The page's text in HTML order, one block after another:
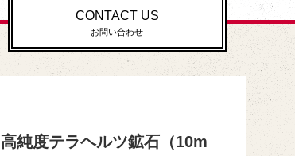
CONTACT US
お問い合わせ
高純度テラヘルツ鉱石（10m